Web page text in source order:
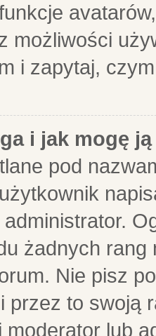
funkcje
możliwości
i zapytaj,
i jak mogę
pod
żadnych
Nie pisz
przez to swoją
moderator lub